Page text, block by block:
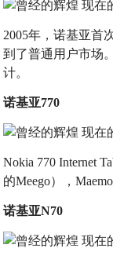
2005年，诺基亚首
到了普通用户市场
计。
诺基亚770
Nokia 770 Internet
的Meego），
诺基亚N70